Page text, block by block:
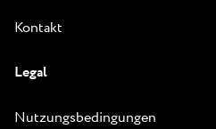
Kontakt
Legal
Nutzungsbedingungen